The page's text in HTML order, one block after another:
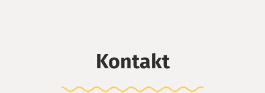
Kontakt